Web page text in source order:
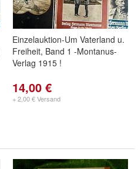
Einzelauktion-Um Vaterland u.
Freiheit, Band 1 -Montanus-
Verlag 1915 !
14,00 €
+ 2,00 € Versand